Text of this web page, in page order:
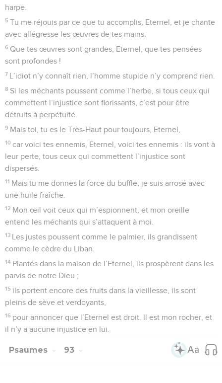
harpe.
5 Tu me réjouis par ce que tu accomplis, Eternel, et je chante
avec allégresse les œuvres de tes mains.
6 Que tes œuvres sont grandes, Eternel, que tes pensées
sont profondes !
7 L’idiot n’y connaît rien, l’homme stupide n’y comprend rien.
8 Si les méchants poussent comme l’herbe, si tous ceux qui
commettent l’injustice sont florissants, c’est pour être
détruits à perpétuité.
9 Mais toi, tu es le Très-Haut pour toujours, Eternel,
10 car voici tes ennemis, Eternel, voici tes ennemis : ils vont à
leur perte, tous ceux qui commettent l’injustice sont
dispersés.
11 Mais tu me donnes la force du buffle, je suis arrosé avec
une huile fraîche.
12 Mon œil voit ceux qui m’espionnent, et mon oreille
entend les méchants qui s’attaquent à moi.
13 Les justes poussent comme le palmier, ils grandissent
comme le cèdre du Liban.
14 Plantés dans la maison de l’Eternel, ils prospèrent dans les
parvis de notre Dieu ;
15 ils portent encore des fruits dans la vieillesse, ils sont
pleins de sève et verdoyants,
16 pour annoncer que l’Eternel est droit. Il est mon rocher, et
il n’y a aucune injustice en lui.
Psaumes 93